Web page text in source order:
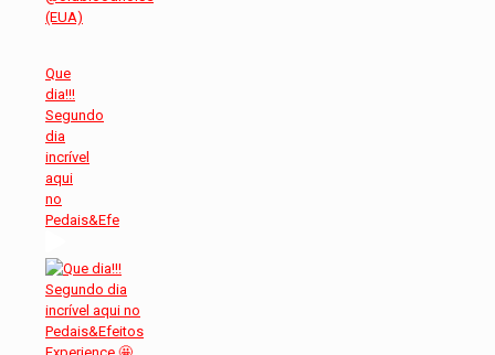
Que
dia!!!
Segundo
dia
incrível
aqui
no
Pedais&Efe